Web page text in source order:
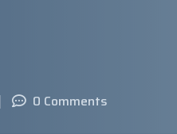
0 Comments